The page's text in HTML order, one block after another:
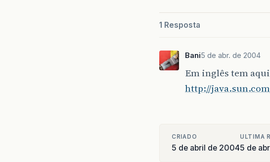
1 Resposta
Bani5 de abr. de 2004
Em inglês tem
http://
CRIADO
5 de abril de 2004
ULTIMA
5 de